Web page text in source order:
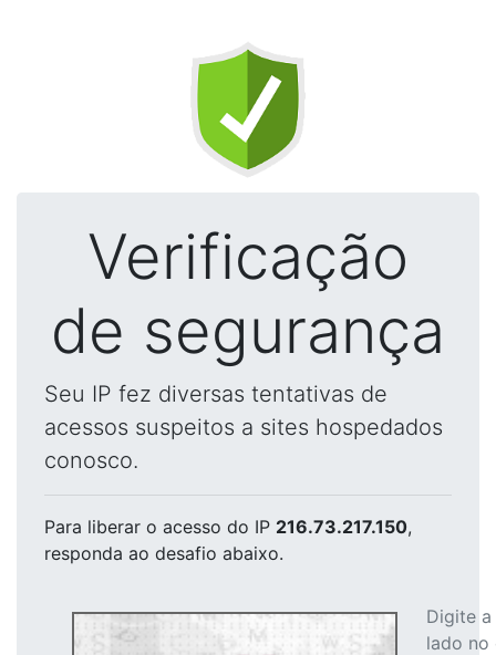
Verificação
de segurança
Seu IP fez diversas tentativas de
acessos suspeitos a sites hospedados
conosco.
Para liberar o acesso do IP 216.73.217.150,
responda ao desafio abaixo.
Digite
lado no